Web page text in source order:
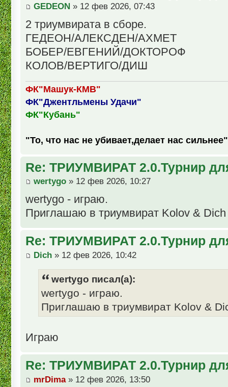
GEDEON » 12 фев 2026, 07:43
2 триумвирата в сборе.
ГЕДЕОН/АЛЕКСДЕН/АХМЕТ
БОБЕР/ЕВГЕНИЙ/ДОКТОРОФ
КОЛОВ/ВЕРТИГО/ДИШ
ФК"Машук-КМВ"
ФК"Джентльмены Удачи"
ФК"Кубань"
"То, что нас не убивает,делает нас сильнее"
Re: ТРИУМВИРАТ 2.0.Турнир
wertygo » 12 фев 2026, 10:27
wertygo - играю.
Приглашаю в триумвират Kolov & Dich
Re: ТРИУМВИРАТ 2.0.Турнир
Dich » 12 фев 2026, 10:42
wertygo писал(а):
wertygo - играю.
Приглашаю в триумвират Kolov &
Играю
Re: ТРИУМВИРАТ 2.0.Турнир
mrDima» 12 фев 2026, 13:50